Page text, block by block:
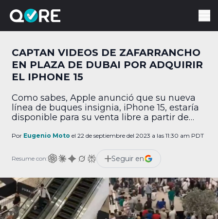
CAPTAN VIDEOS DE ZAFARRANCHO
EN PLAZA DE DUBAI POR ADQUIRIR
EL IPHONE 15
Como sabes, Apple anunció que su nueva
línea de buques insignia, iPhone 15, estaría
disponible para su venta libre a partir de
esperarse, a la gente le fue totalmente
el nuevo dispositivo. Usuarios en redes
sociales han publicado videos […]
Por Eugenio Moto el 22 de septiembre del 2023 a las 11:30 am PDT
Resume con: Seguir en